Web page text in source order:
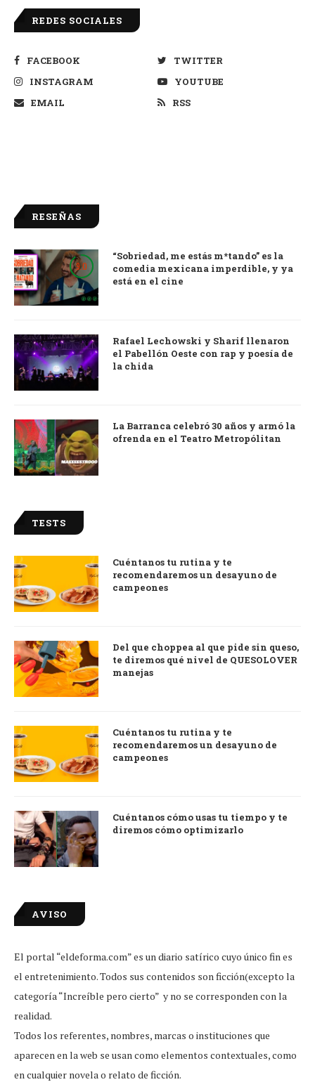
REDES SOCIALES
FACEBOOK
TWITTER
INSTAGRAM
YOUTUBE
EMAIL
RSS
RESEÑAS
9.0
“Sobriedad, me estás m*tando” es la
comedia mexicana imperdible, y ya
está en el cine
Rafael Lechowski y Sharif llenaron
el Pabellón Oeste con rap y poesía de
la chida
La Barranca celebró 30 años y armó la
ofrenda en el Teatro Metropólitan
TESTS
Cuéntanos tu rutina y te
recomendaremos un desayuno de
campeones
Del que choppea al que pide sin queso,
te diremos qué nivel de QUESOLOVER
manejas
Cuéntanos tu rutina y te
recomendaremos un desayuno de
campeones
Cuéntanos cómo usas tu tiempo y te
diremos cómo optimizarlo
AVISO
El portal “eldeforma.com” es un diario satírico cuyo único fin es
el entretenimiento. Todos sus contenidos son ficción(excepto la
categoría “Increíble pero cierto” y no se corresponden con la
realidad.
Todos los referentes, nombres, marcas o instituciones que
aparecen en la web se usan como elementos contextuales, como
en cualquier novela o relato de ficción.